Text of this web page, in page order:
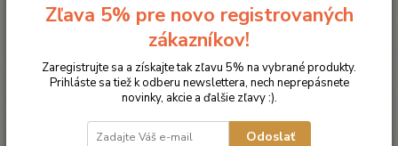
Značka oblečenia MONTAR ZĽAVY!
Čelenky na uzdečky
MONTAR Dusty pink čierna
MONTAR Dusty pink čierna
Zľava 5% pre novo registrovaných
zákazníkov!
Zaregistrujte sa a získajte tak zľavu 5% na vybrané produkty.
Prihláste sa tiež k odberu newslettera, nech neprepásnete
novinky, akcie a ďalšie zľavy :).
Odoslať